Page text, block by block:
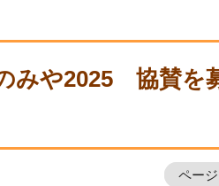
みや2025 協賛を
ペー